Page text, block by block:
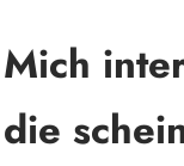
Mich
die